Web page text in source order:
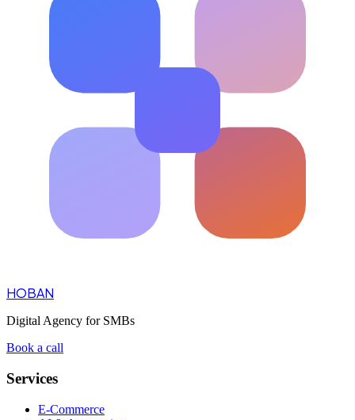
HOBAN
Digital Agency for SMBs
Book a call
Services
E-Commerce